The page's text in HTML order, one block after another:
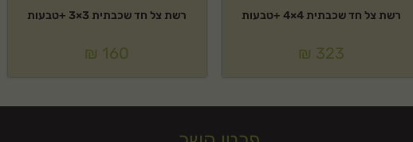
רשת צל חד שכבתית 4×4 +טבעות
₪ 323
רשת צל חד שכבתית 3×3 +טבעות
₪ 160